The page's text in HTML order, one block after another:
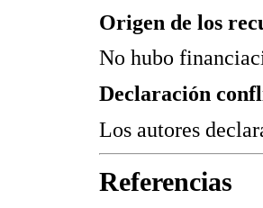
Origen de los
No hubo
Declaración
Los autores
Referencias